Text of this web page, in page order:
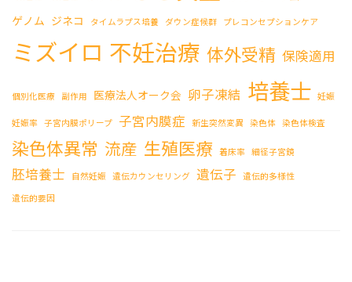
ゲノム ジネコ タイムラプス培養 ダウン症候群 プレコンセプションケア
ミズイロ 不妊治療 体外受精 保険適用
個別化医療 副作用 医療法人オーク会 卵子凍結 培養士 妊娠
妊娠率 子宮内膜ポリープ 子宮内膜症 新生突然変異 染色体 染色体検査
染色体異常 流産 生殖医療 着床率 細径子宮鏡
胚培養士 自然妊娠 遺伝カウンセリング 遺伝子
遺伝的多様性
遺伝的要因